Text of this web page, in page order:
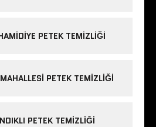
PETEK TEMIZLIĞI
PETEK TEMIZLIĞI
PETEK TEMIZLIĞI